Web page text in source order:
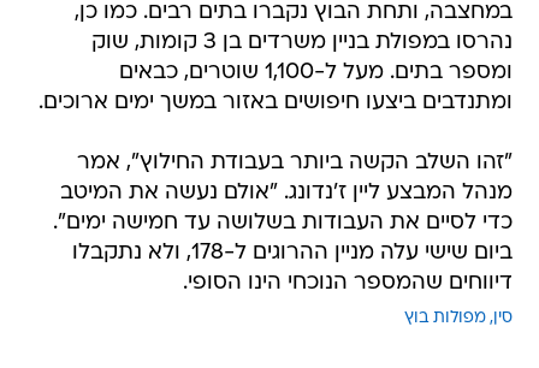
במחצבה, ותחת הבוץ נקברו בתים רבים. כמו כן,
נהרסו במפולת בניין משרדים בן 3 קומות, שוק
ומספר בתים. מעל ל-1,100 שוטרים, כבאים
ומתנדבים ביצעו חיפושים באזור במשך ימים ארוכים.
"זהו השלב הקשה ביותר בעבודת החילוץ", אמר
מנהל המבצע ליין ז'נדונג. "אולם נעשה את המיטב
כדי לסיים את העבודות בשלושה עד חמישה ימים".
ביום שישי עלה מניין ההרוגים ל-178, ולא נתקבלו
דיווחים שהמספר הנוכחי הינו הסופי.
סין מפולות בוץ